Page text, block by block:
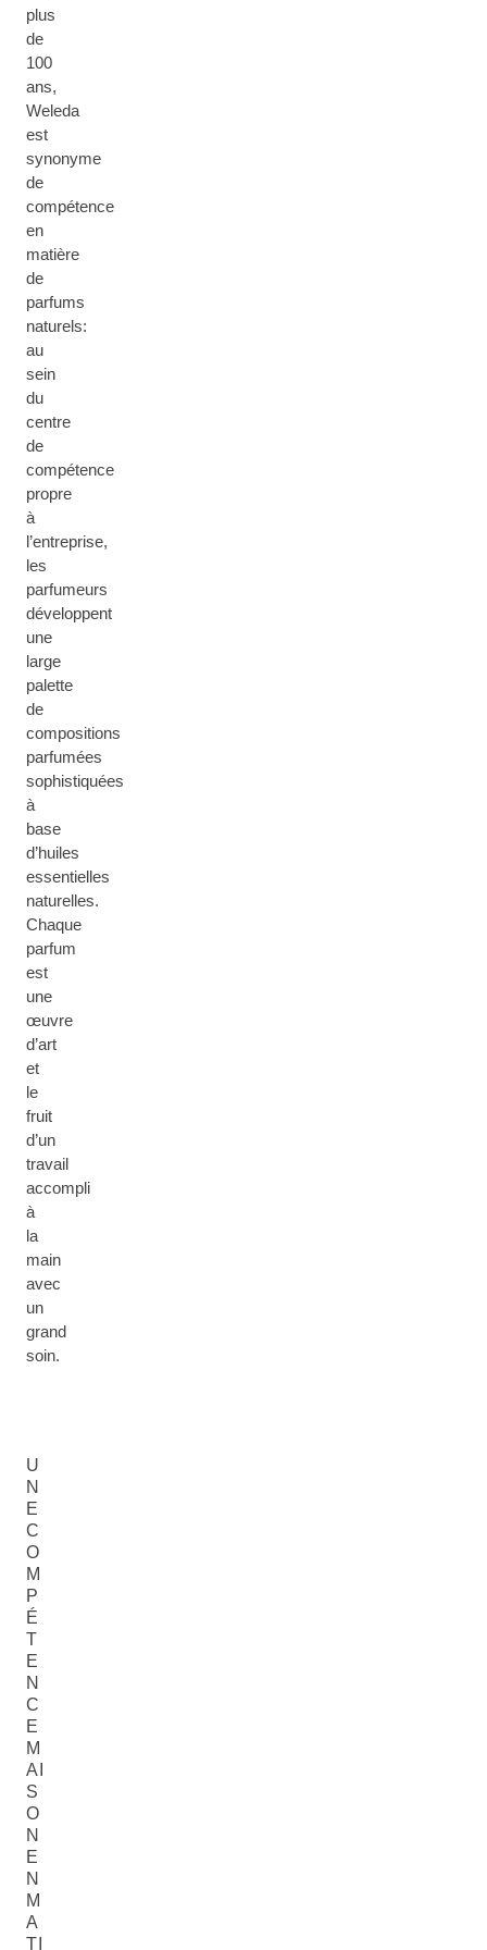
plus
de
100
ans,
Weleda
est
synonyme
de
compétence
en
matière
de
parfums
naturels:
au
sein
du
centre
de
compétence
propre
à
l’entreprise,
les
parfumeurs
développent
une
large
palette
de
compositions
parfumées
sophistiquées
à
base
d’huiles
essentielles
naturelles.
Chaque
parfum
est
une
œuvre
d’art
et
le
fruit
d’un
travail
accompli
à
la
main
avec
un
grand
soin.
U
N
E
C
O
M
P
É
T
E
N
C
E
M
AI
S
O
N
E
N
M
A
TI